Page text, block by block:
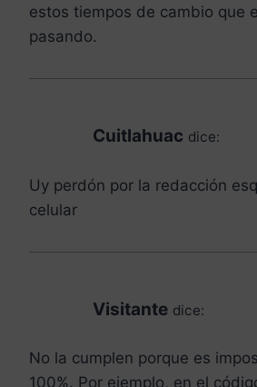
estos tiempos de cambio que
pasando.
Cuitlahuac dice:
Uy perdón por la redacción
celular
Visitante dice:
No la cumplen porque es
100%. Por ejemplo, en el